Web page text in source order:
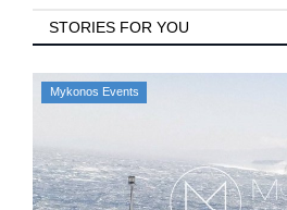
STORIES FOR YOU
Mykonos Events